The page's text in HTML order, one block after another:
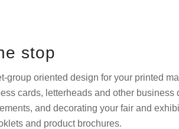
stop
group oriented design for your printed
cards, letterheads and other business
and decorating your fair and
and product brochures.